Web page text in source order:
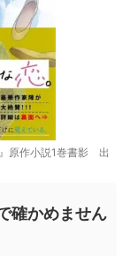
原作小説1巻書影 出
確かめません